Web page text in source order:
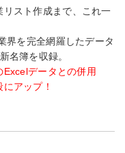
リスト作成まで、これ一
界を完全網羅したデータ
名簿を収録。
データとの併用
アップ！